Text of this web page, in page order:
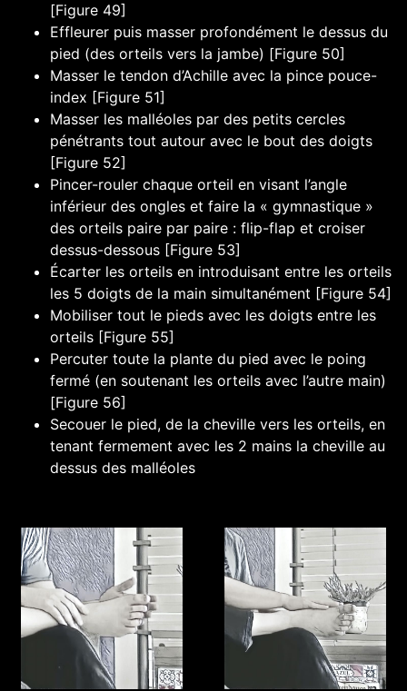
[Figure 49]
Effleurer puis masser profondément le dessus du
pied (des orteils vers la jambe) [Figure 50]
Masser le tendon d’Achille avec la pince pouce-
index [Figure 51]
Masser les malléoles par des petits cercles
pénétrants tout autour avec le bout des doigts
[Figure 52]
Pincer-rouler chaque orteil en visant l’angle
inférieur des ongles et faire la « gymnastique »
des orteils paire par paire : flip-flap et croiser
dessus-dessous [Figure 53]
Écarter les orteils en introduisant entre les orteils
les 5 doigts de la main simultanément [Figure 54]
Mobiliser tout le pieds avec les doigts entre les
orteils [Figure 55]
Percuter toute la plante du pied avec le poing
fermé (en soutenant les orteils avec l’autre main)
[Figure 56]
Secouer le pied, de la cheville vers les orteils, en
tenant fermement avec les 2 mains la cheville au
dessus des malléoles